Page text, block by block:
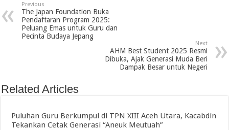
Previous
The Japan Foundation Buka
Pendaftaran Program 2025:
Peluang Emas untuk Guru dan
Pecinta Budaya Jepang
Next
AHM Best Student 2025 Resmi
Dibuka, Ajak Generasi Muda Beri
Dampak Besar untuk Negeri
Related Articles
Puluhan Guru Berkumpul di TPN XIII Aceh Utara, Kacabdin
Tekankan Cetak Generasi “Aneuk Meutuah”